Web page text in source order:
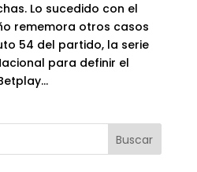
Lo sucedido con el
rememora otros casos
54 del partido, la serie
para definir el
Buscar